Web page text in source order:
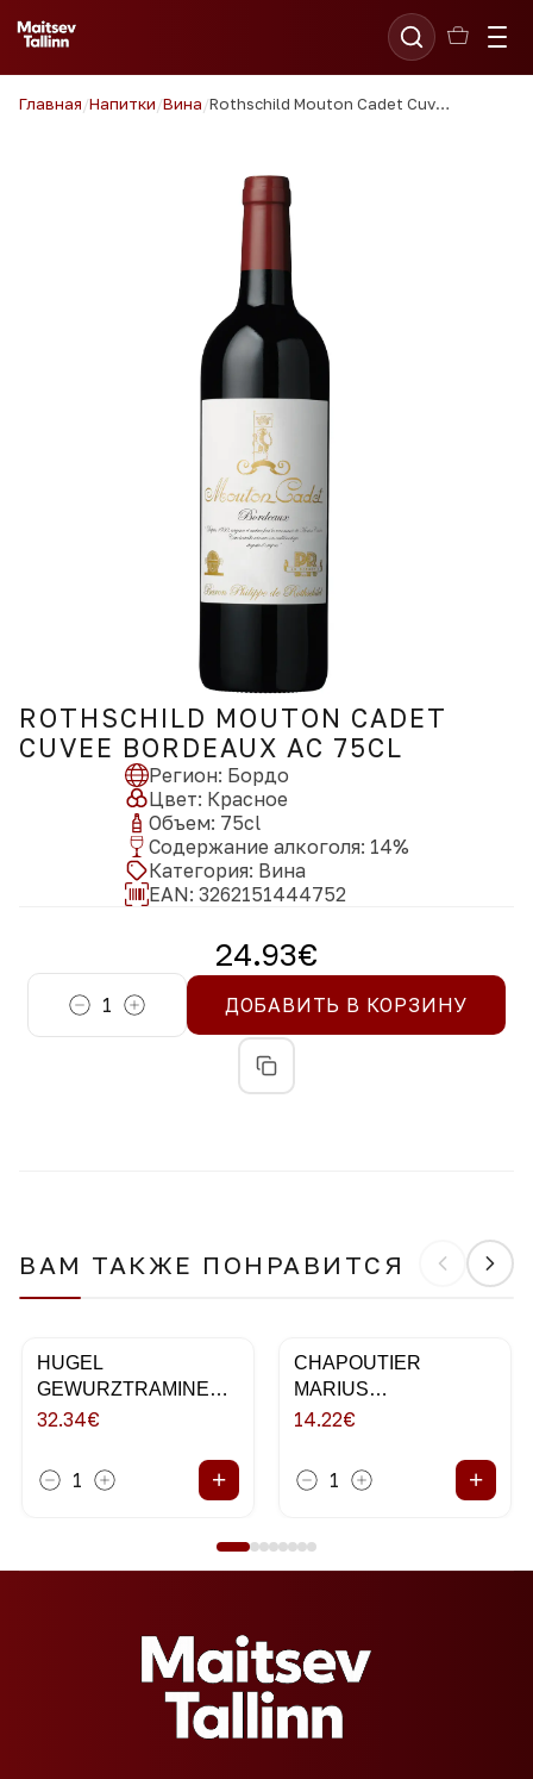
Главная/Напитки/Вина/ Rothschild Mouton Cadet Cuvee Bordeaux AC 75cl
ROTHSCHILD MOUTON CADET
CUVEE BORDEAUX AC 75CL
Регион: Бордо
Цвет: Красное
Объем: 75cl
Содержание алкоголя: 14%
Категория: Вина
EAN: 3262151444752
24.93€
1 ДОБАВИТЬ В КОРЗИНУ
ВАМ ТАКЖЕ ПОНРАВИТСЯ
HUGEL
GEWURZTRAMINER
75CL 2018
32.34€
1 +
CHAPOUTIER
MARIUS
VERMENTINO 75CL
14.22€
1 +